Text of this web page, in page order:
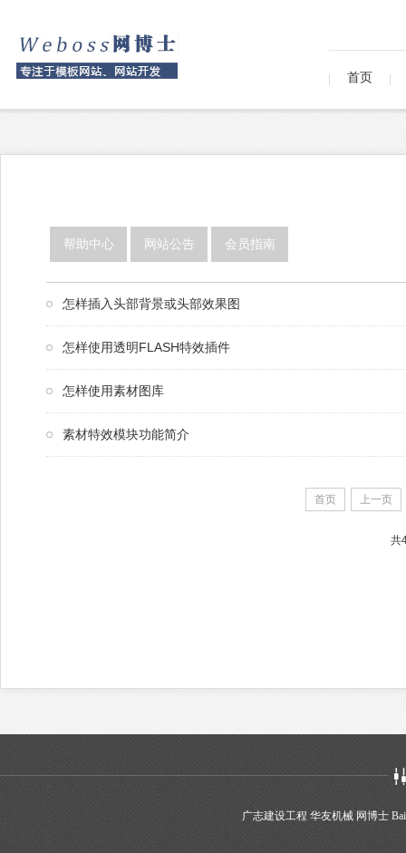
首页
帮助中心 网站公告 会员指南
怎样插入头部背景或头部效果图
怎样使用透明FLASH特效插件
怎样使用素材图库
素材特效模块功能简介
首页 上一页
共
广志建设工程 华友机械 网博士